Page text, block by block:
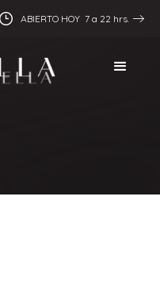
ABIERTO HOY 7 a 22 hrs.